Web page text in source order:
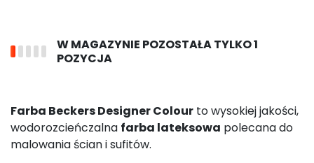
W MAGAZYNIE POZOSTAŁA TYLKO 1
POZYCJA
Farba Beckers Designer Colour to wysokiej jakości,
wodorozcieńczalna farba lateksowa polecana do
malowania ścian i sufitów.